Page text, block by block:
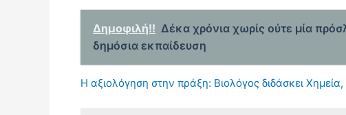
Δημοφιλή!! Δέκα χρόνια χωρίς ούτε μία
δημόσια εκπαίδευση
Η αξιολόγηση στην πράξη: Βιολόγος διδάσκει